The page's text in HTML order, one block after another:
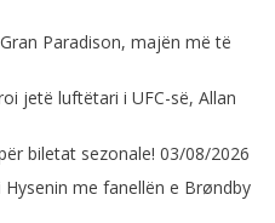
Paradison, majën më të
jetë luftëtari i UFC-së, Allan
biletat sezonale! 03/08/2026
me fanellën e Brøndby